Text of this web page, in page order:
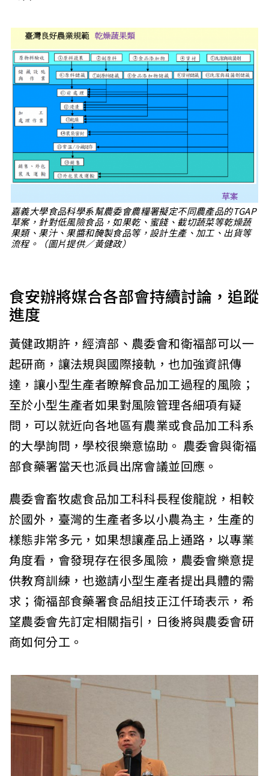
嘉義大學食品科學系幫農委會農糧署擬定不同農產品的TGAP
草案，針對低風險食品，如果乾、蜜餞、截切蔬菜等乾燥蔬
果類、果汁、果醬和醃製食品等，設計生產、加工、出貨等
流程。（圖片提供／黃健政）
食安辦將媒合各部會持續討論，追蹤
進度
黃健政期許，經濟部、農委會和衛福部可以一
起研商，讓法規與國際接軌，也加強資訊傳
達，讓小型生產者瞭解食品加工過程的風險；
至於小型生產者如果對風險管理各細項有疑
問，可以就近向各地區有農業或食品加工科系
的大學詢問，學校很樂意協助。 農委會與衛福
部食藥署當天也派員出席會議並回應。
農委會畜牧處食品加工科科長程俊龍說，相較
於國外，臺灣的生產者多以小農為主，生產的
樣態非常多元，如果想讓產品上通路，以專業
角度看，會發現存在很多風險，農委會樂意提
供教育訓練，也邀請小型生產者提出具體的需
求；衛福部食藥署食品組技正江仟琦表示，希
望農委會先訂定相關指引，日後將與農委會研
商如何分工。